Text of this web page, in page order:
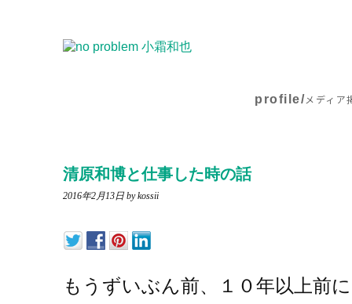
profile/メディア
清原和博と仕事した時の話
2016年2月13日 by kossii
もうずいぶん前、１０年以上前